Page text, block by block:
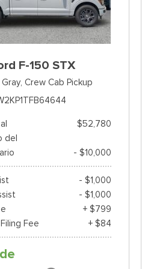
F-150 STX
Crew Cab Pickup
$52,780
del
- $10,000
- $1,000
- $1,000
+ $799
Fee
+ $84